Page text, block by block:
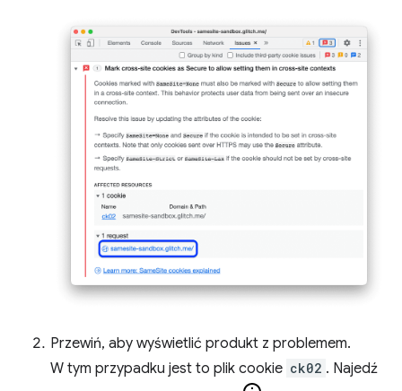
Przewiń, aby wyświetlić produkt z problemem.
W tym przypadku jest to plik cookie ck02 . Najedź